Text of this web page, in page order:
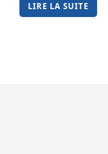
LIRE LA SUITE